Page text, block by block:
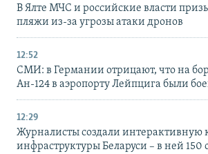
В Ялте МЧС и российские власти
пляжи из-за угрозы атаки дронов
12:52
СМИ: в Германии отрицают, что на
Ан-124 в аэропорту Лейпцига были
12:29
Журналисты создали интерактивную
инфраструктуры Беларуси – в ней 150